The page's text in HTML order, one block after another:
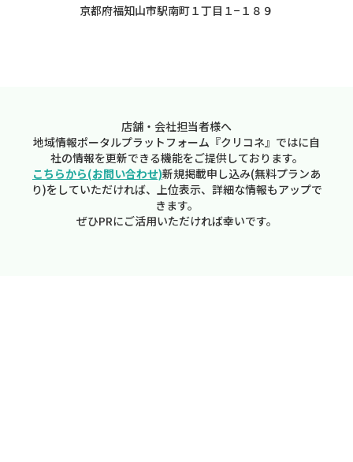
京都府福知山市駅南町１丁目１−１８９
店舗・会社担当者様へ
地域情報ポータルプラットフォーム『クリコネ』ではに自
社の情報を更新できる機能をご提供しております。
こちらから(お問い合わせ)新規掲載申し込み(無料プランあ
り)をしていただければ、上位表示、詳細な情報もアップで
きます。
ぜひPRにご活用いただければ幸いです。